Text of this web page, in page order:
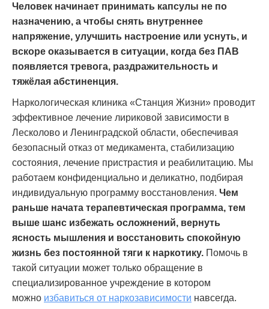
Человек начинает принимать капсулы не по
назначению, а чтобы снять внутреннее
напряжение, улучшить настроение или уснуть, и
вскоре оказывается в ситуации, когда без ПАВ
появляется тревога, раздражительность и
тяжёлая абстиненция.
Наркологическая клиника «Станция Жизни» проводит
эффективное лечение лириковой зависимости в
Лесколово и Ленинградской области, обеспечивая
безопасный отказ от медикамента, стабилизацию
состояния, лечение пристрастия и реабилитацию. Мы
работаем конфиденциально и деликатно, подбирая
индивидуальную программу восстановления. Чем
раньше начата терапевтическая программа, тем
выше шанс избежать осложнений, вернуть
ясность мышления и восстановить спокойную
жизнь без постоянной тяги к наркотику. Помочь в
такой ситуации может только обращение в
специализированное учреждение в котором
можно избавиться от наркозависимости навсегда.